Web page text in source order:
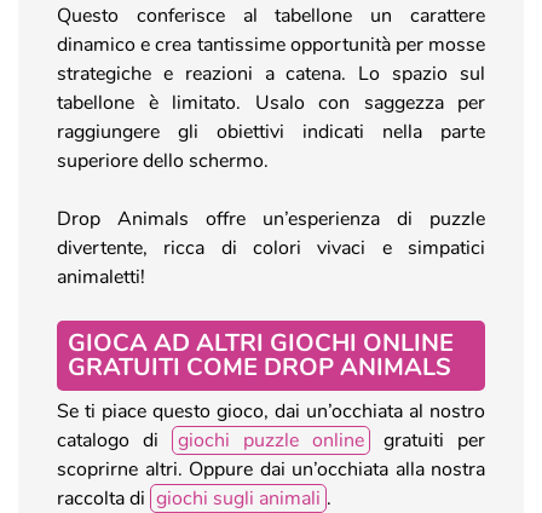
Questo conferisce al tabellone un carattere
dinamico e crea tantissime opportunità per mosse
strategiche e reazioni a catena. Lo spazio sul
tabellone è limitato. Usalo con saggezza per
raggiungere gli obiettivi indicati nella parte
superiore dello schermo.
Drop Animals offre un’esperienza di puzzle
divertente, ricca di colori vivaci e simpatici
animaletti!
GIOCA AD ALTRI GIOCHI ONLINE
GRATUITI COME DROP ANIMALS
Se ti piace questo gioco, dai un’occhiata al nostro
catalogo di
giochi puzzle online
gratuiti per
scoprirne altri. Oppure dai un’occhiata alla nostra
raccolta di giochi sugli animali .